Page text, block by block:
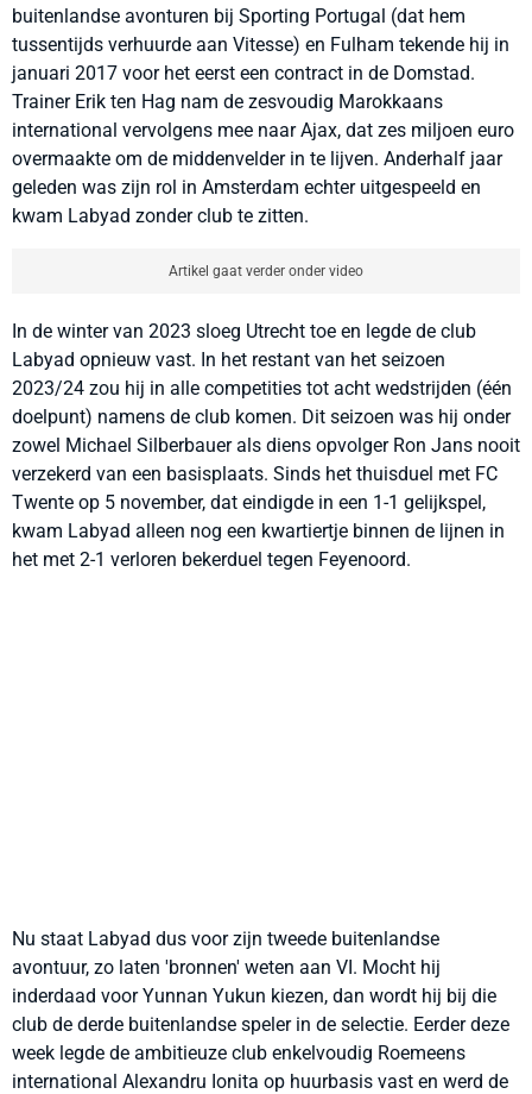
buitenlandse avonturen bij Sporting Portugal (dat hem
tussentijds verhuurde aan Vitesse) en Fulham tekende hij in
januari 2017 voor het eerst een contract in de Domstad.
Trainer Erik ten Hag nam de zesvoudig Marokkaans
international vervolgens mee naar Ajax, dat zes miljoen euro
overmaakte om de middenvelder in te lijven. Anderhalf jaar
geleden was zijn rol in Amsterdam echter uitgespeeld en
kwam Labyad zonder club te zitten.
Artikel gaat verder onder video
In de winter van 2023 sloeg Utrecht toe en legde de club
Labyad opnieuw vast. In het restant van het seizoen
2023/24 zou hij in alle competities tot acht wedstrijden (één
doelpunt) namens de club komen. Dit seizoen was hij onder
zowel Michael Silberbauer als diens opvolger Ron Jans nooit
verzekerd van een basisplaats. Sinds het thuisduel met FC
Twente op 5 november, dat eindigde in een 1-1 gelijkspel,
kwam Labyad alleen nog een kwartiertje binnen de lijnen in
het met 2-1 verloren bekerduel tegen Feyenoord.
Nu staat Labyad dus voor zijn tweede buitenlandse
avontuur, zo laten 'bronnen' weten aan VI. Mocht hij
inderdaad voor Yunnan Yukun kiezen, dan wordt hij bij die
club de derde buitenlandse speler in de selectie. Eerder deze
week legde de ambitieuze club enkelvoudig Roemeens
international Alexandru Ionita op huurbasis vast en werd de